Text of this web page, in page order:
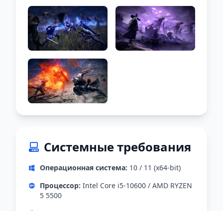
Системные требования
Операционная система: 10 / 11 (x64-bit)
Процессор: Intel Core i5-10600 / AMD RYZEN
5 5500